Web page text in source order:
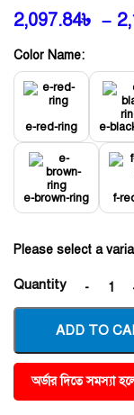
2,097.84৳ –
Color Name:
e-red-ring e-
e-brown-ring f-
Please select a
Quantity
ADD TO
অর্ডার দিতে সমস্যা